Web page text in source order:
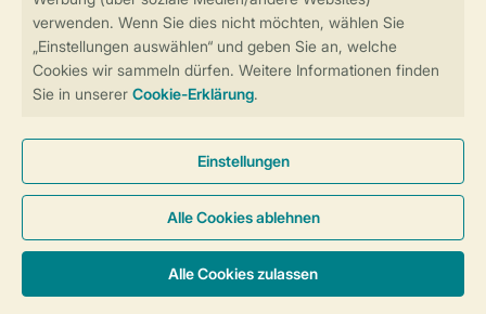
Sicherstellung Deiner Privatsphäre
Cookies und Banner
Barrierefreiheit
© 2026 Landal GreenParks GmbH